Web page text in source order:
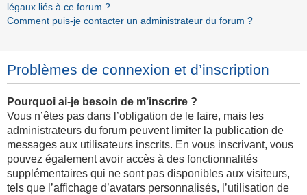
légaux liés à ce forum ?
Comment puis-je contacter un administrateur du forum ?
Problèmes de connexion et d’inscription
Pourquoi ai-je besoin de m’inscrire ?
Vous n’êtes pas dans l’obligation de le faire, mais les
administrateurs du forum peuvent limiter la publication de
messages aux utilisateurs inscrits. En vous inscrivant, vous
pouvez également avoir accès à des fonctionnalités
supplémentaires qui ne sont pas disponibles aux visiteurs,
tels que l’affichage d’avatars personnalisés, l’utilisation de